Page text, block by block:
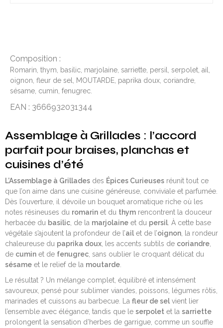
Composition :
Romarin, thym, basilic, marjolaine, sarriette, persil, serpolet, ail,
oignon, fleur de sel, MOUTARDE, paprika doux, coriandre,
sésame, cumin, fenugrec.
EAN : 3666932031344
Assemblage à Grillades : l’accord
parfait pour braises, planchas et
cuisines d’été
L’Assemblage à Grillades des Épices Curieuses réunit tout ce
que l’on aime dans une cuisine généreuse, conviviale et parfumée.
Dès l’ouverture, il dévoile un bouquet aromatique riche où les
notes résineuses du romarin et du thym rencontrent la douceur
herbacée du basilic , de la marjolaine et du persil . À cette base
végétale s’ajoutent la profondeur de l’ail et de l’oignon , la rondeur
chaleureuse du paprika doux , les accents subtils de coriandre
de cumin et de fenugrec , sans oublier le croquant délicat du
sésame et le relief de la moutarde
Le résultat ? Un mélange complet, équilibré et intensément
savoureux, pensé pour sublimer viandes, poissons, légumes rôtis,
marinades et cuissons au barbecue. La fleur de sel vient lier
l’ensemble avec élégance, tandis que le serpolet et la sarriette
prolongent la sensation d’herbes de garrigue, comme un souffle